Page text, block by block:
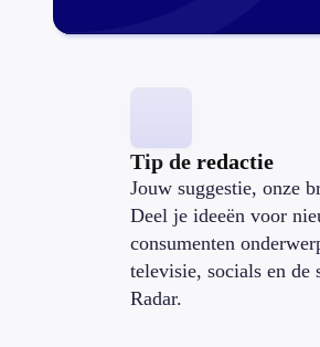
Tip de redactie
Jouw suggestie, onze
Deel je ideeën voor
consumenten
televisie, socials en de
Radar.